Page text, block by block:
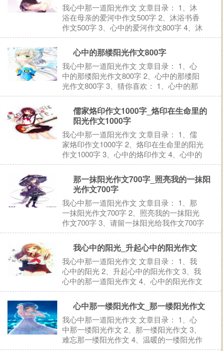
我心中那一道阳光作文 文章目录： 1、沐
浴在母亲的爱河中作文500字 2、沐浴书香
作文500字 3、心中的爱河作文800字 4、沐
浴阳光作文500字 5、沐浴爱河中作文500字
6、猜你喜欢： 1、沐浴在母亲的爱河中作
文500字 “世上只...
心中的那缕阳光作文800字
我心中那一道阳光作文 文章目录： 1、心
中的那缕阳光作文800字 2、心中的那缕阳
光作文800字 3、猜你喜欢： 1、心中的那
缕阳光作文800字 一念花开，一念花败。心
中若有了阳光，便不俱夜的黑暗。 窗外，
滂沱大雨，雨点打在窗户上，形成一道道泪
痕，划...
儒家烙印作文1000字_烙印在生命里的
阳光作文1000字
我心中那一道阳光作文 文章目录： 1、儒
家烙印作文1000字 2、烙印在生命里的阳光
作文1000字 3、心中的烙印作文 4、心中的
烙印作文1000字 5、成长的烙印作文1000
字 6、猜你喜欢： 1、儒家烙印作文1000字
两千五百年的风霜雨露酿造了...
那一抹阳光作文700字_照亮我的一抹阳
光作文700字
我心中那一道阳光作文 文章目录： 1、那
一抹阳光作文700字 2、照亮我的一抹阳光
作文700字 3、请留一抹阳光给我作文700字
4、心中的阳光作文700字 留住心中的那一
抹阳光 5、生命中的一抹阳光作文700字
6、猜你喜欢： 1、那一抹阳光作文70...
我心中的阳光_升起心中的阳光作文
我心中那一道阳光作文 文章目录： 1、我
心中的阳光 2、升起心中的阳光作文 3、我
心中的那一道阳光作文 4、心中的阳光作文
5、你是我心中的一缕阳光作文 6、猜你喜
欢： 1、我心中的阳光 我心中的阳光 成长
的过程痛并快乐着，而现在处于所谓
&ldquo...
心中那一缕阳光作文_那一缕阳光作文
我心中那一道阳光作文 文章目录： 1、心
中那一缕阳光作文 2、那一缕阳光作文 3、
难忘那一缕阳光作文 4、温暖的一缕阳光作